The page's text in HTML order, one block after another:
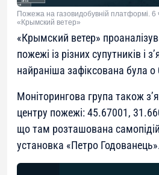
Пожежа на газовидобувній платформі.
«Крымский ветер»
«Крымский ветер»
пожежі із різних супутників і
найраніша зафіксована була о
Моніторингова група також
центру пожежі: 45.67001,
що там розташована
установка «Петро